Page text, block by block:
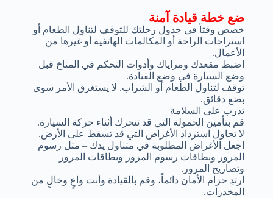
ضع خطة قيادة آمنة
خصص وقتاً في جدول رحلتك للتوقف لتناول الطعام أو
استراحات الراحة أو المكالمات الهاتفية أو غيرها من
الأعمال.
اضبط مقعدك ومراياك وأدوات التحكم في المناخ قبل
وضع السيارة في وضع القيادة.
توقف لتناول الطعام أو الشراب. لا يستغرق الأمر سوى
بضع دقائق.
تدرب على السلامة
قم بتأمين الحمولة التي قد تتحرك أثناء حركة السيارة.
لا تحاول استرداد الأغراض التي قد تسقط على الأرض.
اجعل الأغراض المطلوبة في متناول يدك – مثل رسوم
المرور وبطاقات رسوم المرور وبطاقات المرور
وتصاريح المرور.
ارتدِ حزام الأمان دائماً، وقم بالقيادة وأنت واعٍ وخالٍ من
المخدرات.